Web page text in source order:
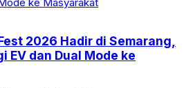
2026 Hadir di Semarang,
EV dan Dual Mode ke